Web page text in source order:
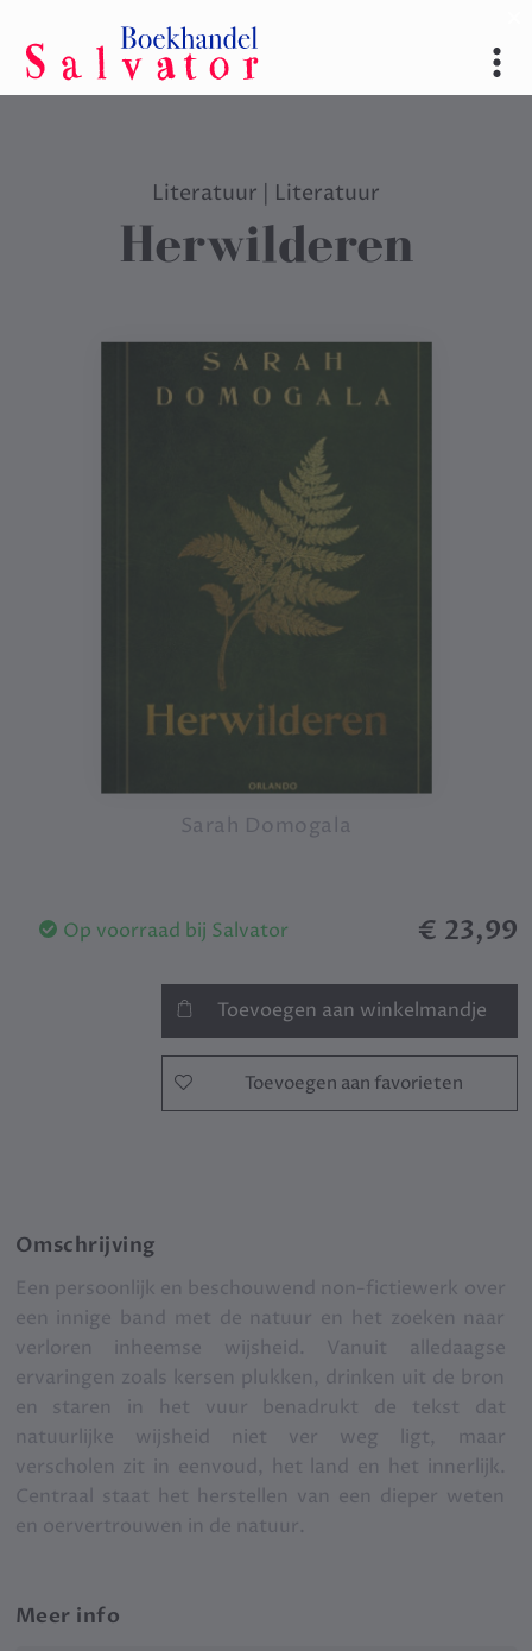
Literatuur | Literatuur
Herwilderen
Sarah Domogala
€ 23,99
Op voorraad bij Salvator
Toevoegen aan winkelmandje
Toevoegen aan favorieten
Omschrijving
Een persoonlijk en beschouwend non-fictiewerk over
een innige band met de natuur en het zoeken naar
verloren inheemse wijsheid. Vanuit alledaagse
ervaringen zoals kersen plukken, drinken uit de bron
en staren in het vuur benadrukt de tekst dat
natuurlijke wijsheid niet ver weg ligt, maar
verscholen zit in eenvoud, het land en het innerlijk.
Centraal staat het herstellen van een dieper weten
en oervertrouwen in de natuur.
Meer info